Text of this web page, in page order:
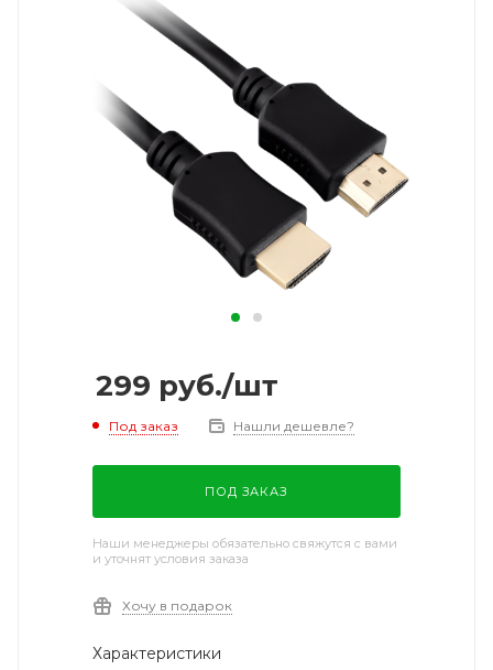
299 руб./шт
Под заказ Нашли дешевле?
ПОД ЗАКАЗ
Наши менеджеры обязательно свяжутся с вами
и уточнят условия заказа
Хочу в подарок
Характеристики